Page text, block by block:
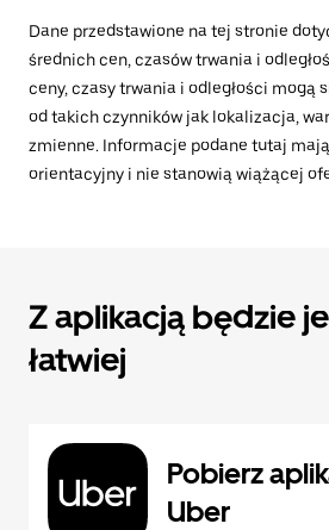
Dane przedstawione na tej stronie
średnich cen, czasów trwania i
ceny, czasy trwania i odległości mogą
od takich czynników jak lokalizacja,
zmienne. Informacje podane tutaj
orientacyjny i nie stanowią wiążącej
Z aplikacją będzie
łatwiej
Pobierz
Uber